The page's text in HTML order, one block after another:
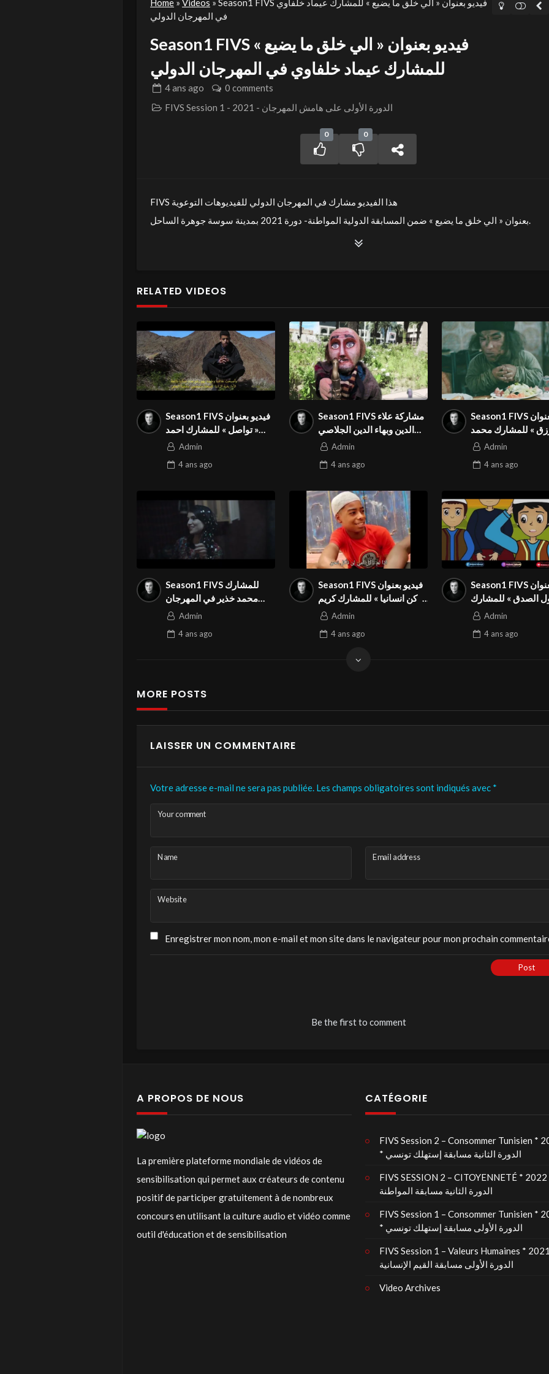
Home » Videos » Season1 FIVS فيديو بعنوان « الي خلق ما يضيع » للمشارك عيماد خلفاوي
في المهرجان الدولي
Season1 FIVS فيديو بعنوان « الي خلق ما يضيع »
للمشارك عيماد خلفاوي في المهرجان الدولي
4 ans ago
0 comments
FIVS Session 1 - 2021 - الدورة الأولى على هامش المهرجان
0 0
FIVS هذا الفيديو مشارك في المهرجان الدولي للفيديوهات التوعوية
بعنوان « الي خلق ما يضيع » ضمن المسابقة الدولية المواطنة- دورة 2021 بمدينة سوسة جوهرة الساحل.
RELATED VIDEOS
Season1 FIVS فيديو بعنوان
« تواصل » للمشارك احمد
امين المومهيل في المهرجان
Admin
4 ans ago
Season1 FIVS مشاركة علاء
الدين وبهاء الدين الجلاصي
في المهرجان
Admin
4 ans ago
Season1 FIVS فيديو بعنوان
» للمشارك محمد
في المهرجان الدولي
Admin
4 ansago
Season1 FIVS للمشارك
محمد خذير في المهرجان
الدولي « GETTING BACK »Admin
4 ans ago
Season1 FIVS فيديو بعنوان
« كن انسانيا » للمشارك كريم
صبراوي في المهرجان الدولي
Admin
4 ans ago
Season1 FIVS فيديو بعنوان
الصدق » للمشارك
في المهرجان
Admin
4 ansago
MORE POSTS
LAISSER UN COMMENTAIRE
Votre adresse e-mail ne sera pas publiée. Les champs obligatoires sont indiqués avec *
Your comment
Name Email address
Website
Enregistrer mon nom, mon e-mail et mon site dans le navigateur pour mon prochain
Post
Be the first to comment
A PROPOS DE NOUS
La première plateforme mondiale de vidéos de
sensibilisation qui permet aux créateurs de contenu
positif de participer gratuitement à de nombreux
concours en utilisant la culture audio et vidéo comme
outil d'éducation et de sensibilisation
CATÉGORIE
FIVS Session 2 – Consommer Tunisien *
* الدورة الثانية مسابقة إستهلك تونسي
FIVS SESSION 2 – CITOYENNETÉ * 2022
الدورة الثانية مسابقة المواطنة
FIVS Session 1 – Consommer Tunisien *
* الدورة الأولى مسابقة إستهلك تونسي
FIVS Session 1 – Valeurs Humaines *
الدورة الأولى مسابقة القيم الإنسانية
Video Archives